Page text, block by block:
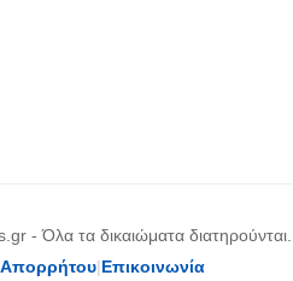
- Όλα τα δικαιώματα διατηρούνται.
Απορρήτου|Επικοινωνία